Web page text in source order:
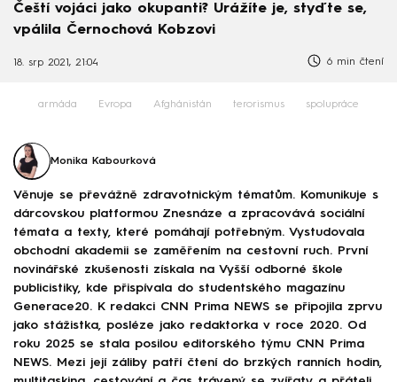
Čeští vojáci jako okupanti? Urážíte je, styďte se,
vpálila Černochová Kobzovi
18. srp 2021, 21:04 6 min čtení
armáda Evropa Afghánistán terorismus spolupráce
Monika Kabourková
Věnuje se převážně zdravotnickým tématům. Komunikuje s
dárcovskou platformou Znesnáze a zpracovává sociální
témata a texty, které pomáhají potřebným. Vystudovala
obchodní akademii se zaměřením na cestovní ruch. První
novinářské zkušenosti získala na Vyšší odborné škole
publicistiky, kde přispívala do studentského magazínu
Generace20. K redakci CNN Prima NEWS se připojila zprvu
jako stážistka, posléze jako redaktorka v roce 2020. Od
roku 2025 se stala posilou editorského týmu CNN Prima
NEWS. Mezi její záliby patří čtení do brzkých ranních hodin,